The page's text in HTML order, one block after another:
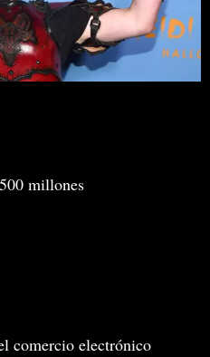
millones
comercio electrónico